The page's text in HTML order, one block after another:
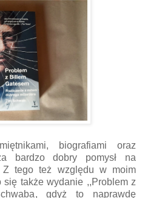
biografiami oraz
bardzo dobry pomysł na
Z tego też względu w moim
się także wydanie ,,Problem z
gdyż to naprawdę